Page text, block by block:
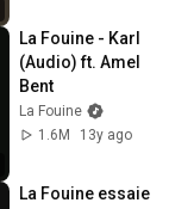
La Fouine - Karl
(Audio) ft. Amel
Bent
La Fouine
1.6M
13y ago
La Fouine essaie